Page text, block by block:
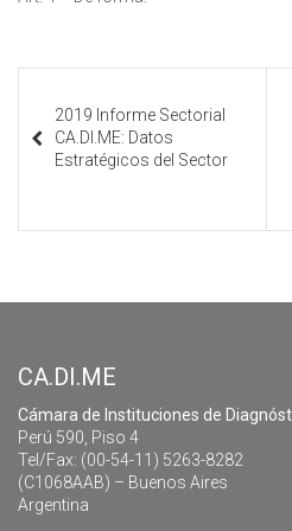
2019 Informe Sectorial
CA.DI.ME: Datos
Estratégicos del Sector
CA.DI.ME
Cámara de Instituciones de
Perú 590, Piso 4
Tel/Fax: (00-54-11) 5263-8282
(C1068AAB) – Buenos Aires
Argentina